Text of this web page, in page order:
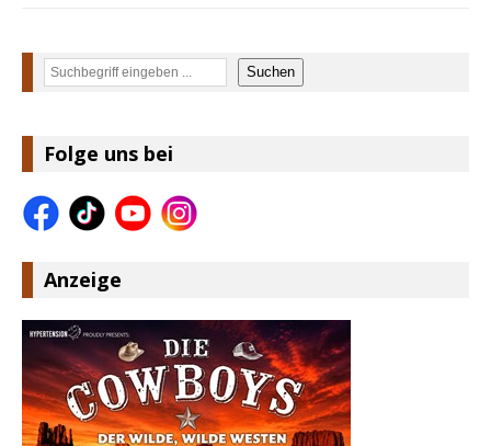
Suchen Suchen
Folge uns bei
Anzeige